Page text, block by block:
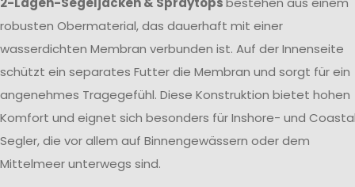
robusten Obermaterial, das dauerhaft mit einer
wasserdichten Membran verbunden ist. Auf der Innenseite
schützt ein separates Futter die Membran und sorgt für ein
angenehmes Tragegefühl. Diese Konstruktion bietet hohen
Komfort und eignet sich besonders für Inshore- und
Segler, die vor allem auf Binnengewässern oder dem
Mittelmeer unterwegs sind.